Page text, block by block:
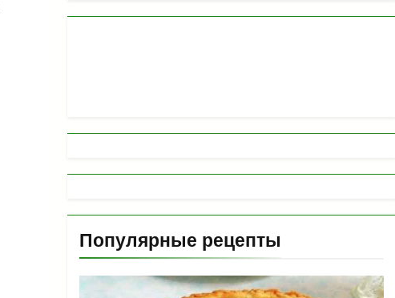
Популярные рецепты